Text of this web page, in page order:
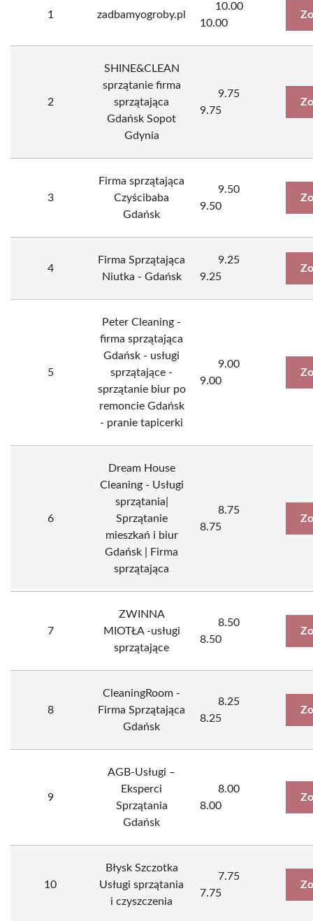
1 zadbamyogroby.pl
10.00
10.00
2
SHINE&CLEAN
sprzątanie firma
sprzątająca
Gdańsk Sopot
Gdynia
9.75
9.75
3
Firma sprzątająca
Czyścibaba
Gdańsk
9.50
9.50
4
Firma Sprzątająca
Niutka - Gdańsk
9.25
9.25
5
Peter Cleaning -
firma sprzątająca
Gdańsk - usługi
sprzątające -
sprzątanie biur po
remoncie Gdańsk
- pranie tapicerki
9.00
9.00
6
Dream House
Cleaning - Usługi
sprzątania|
Sprzątanie
mieszkań i biur
Gdańsk | Firma
sprzątająca
8.75
8.75
7
ZWINNA
MIOTŁA -usługi
sprzątające
8.50
8.50
8
CleaningRoom -
Firma Sprzątająca
Gdańsk
8.25
8.25
9
AGB-Usługi –
Eksperci
Sprzątania
Gdańsk
8.00
8.00
10
Błysk Szczotka
Usługi sprzątania
i czyszczenia
7.75
7.75